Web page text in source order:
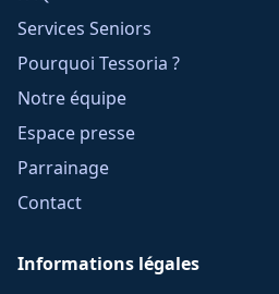
Services Seniors
Pourquoi Tessoria ?
Notre équipe
Espace presse
Parrainage
Contact
Informations légales